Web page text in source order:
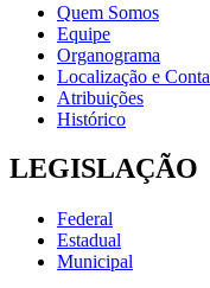
Quem Somos
Equipe
Organograma
Localização e
Atribuições
Histórico
LEGISLAÇÃO
Federal
Estadual
Municipal